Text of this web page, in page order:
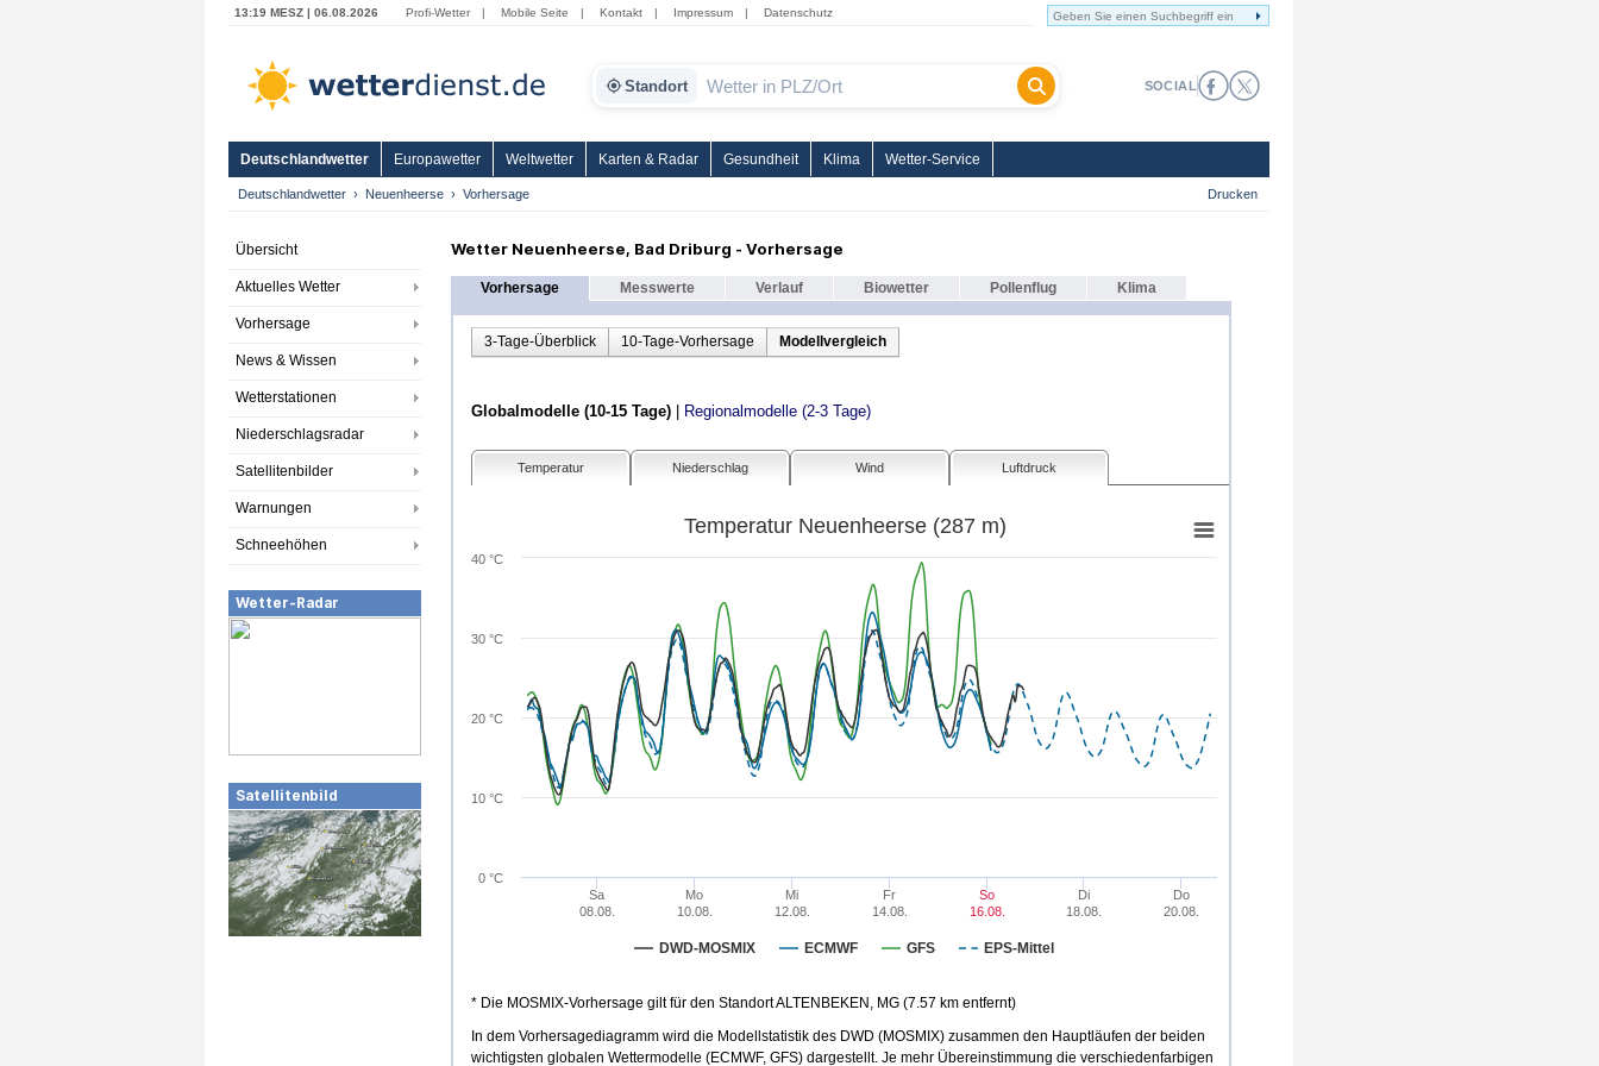
13:19 MESZ | 06.08.2026 Profi-Wetter | Mobile Seite | Kontakt | Impressum | Datenschutz
Standort SOCIAL
Deutschlandwetter Europawetter Weltwetter Karten & Radar Gesundheit Klima Wetter-Service
Deutschlandwetter Neuenheerse Vorhersage Drucken
Übersicht
Aktuelles Wetter
Vorhersage
News & Wissen
Wetterstationen
Niederschlagsradar
Satellitenbilder
Warnungen
Schneehöhen
Wetter-Radar
Satellitenbild
Wetter Neuenheerse, Bad Driburg - Vorhersage
Vorhersage Messwerte Verlauf Biowetter Pollenflug Klima
3-Tage-Überblick 10-Tage-Vorhersage Modellvergleich
Globalmodelle (10-15 Tage) Regionalmodelle (2-3 Tage)
Temperatur Niederschlag Wind Luftdruck
Temperatur Neuenheerse (287 m)
DWD-MOSMIX ECMWF GFS EPS-Mittel
Sa
08.08.
Mo
10.08.
Mi
12.08.
Fr
14.08.
So
16.08.
Di
18.08.
Do
20.08.
0 °C
10 °C
20 °C
30 °C
40 °C
27
24
29
31 31
27
20
25
27
22
26
32
28
23
38
21
20
25
29
22
26
30
29
25
* Die MOSMIX-Vorhersage gilt für den Standort ALTENBEKEN, MG (7.57 km entfernt)
In dem Vorhersagediagramm wird die Modellstatistik des DWD (MOSMIX) zusammen den Hauptläufen der beiden
wichtigsten globalen Wettermodelle (ECMWF, GFS) dargestellt. Je mehr Übereinstimmung die verschiedenfarbigen